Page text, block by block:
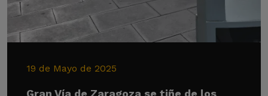
19 de Mayo de 2025
Gran Vía de Zaragoza se tiñe de los